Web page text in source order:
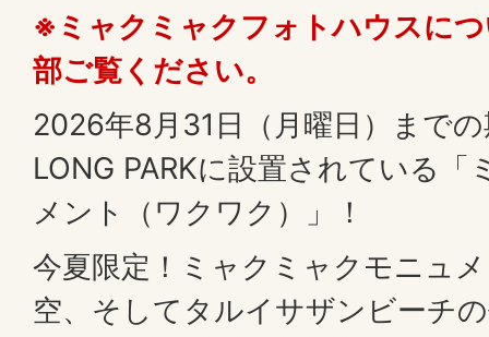
※ミャクミャクフォトハウスに
部ご覧ください。
2026年8月31日（月曜日）まで
LONG PARKに設置されている
メント（ワクワク）」！
今夏限定！ミャクミャクモニュ
空、そしてタルイサザンビーチ